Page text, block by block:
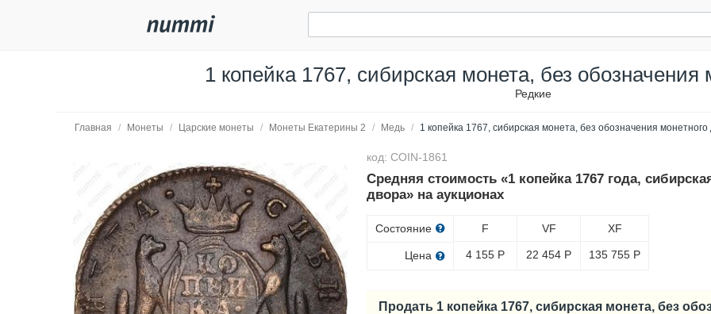
1 копейка 1767, сибирская монета, без обозначения
Редкие
Главная / Монеты / Царские монеты / Монеты Екатерины 2 / Медь / 1 копейка 1767, сибирская монета, без обозначения монетного
код: COIN-1861
Средняя стоимость «1 копейка 1767 года,
двора» на аукционах
Состояние
Цена
F
4 155 Р
VF
22 454 Р
XF
135 755 Р
Продать 1 копейка 1767, сибирская монета, без